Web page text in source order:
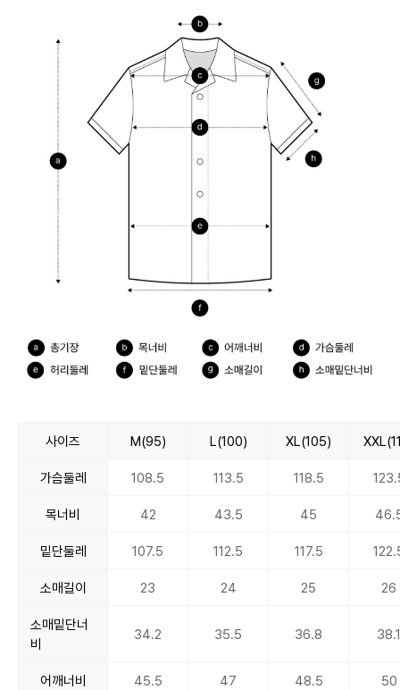
사이즈 M(95) L(100) XL(105)
가슴둘레 108.5 113.5 118.5
목너비 42 43.5 45
밑단둘레 107.5 112.5 117.5
소매길이 23 24 25 26
소매밑단너
비
34.2 35.5 36.8
어깨너비 45.5 47 48.5 50